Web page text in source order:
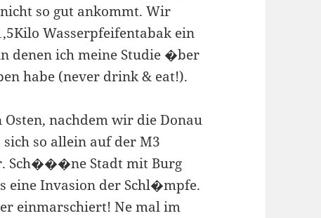
so gut ankommt. Wir
Wasserpfeifentabak ein
denen ich meine Studie �ber
habe (never drink & eat!).
nachdem wir die Donau
so allein auf der M3
Sch���ne Stadt mit Burg
eine Invasion der Schl�mpfe.
einmarschiert! Ne mal im